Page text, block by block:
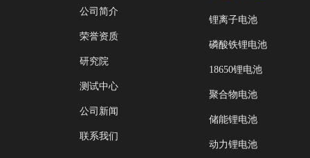
公司简介
荣誉资质
研究院
测试中心
公司新闻
联系我们
锂离子电池
磷酸铁锂电池
18650锂电池
聚合物电池
储能锂电池
动力锂电池